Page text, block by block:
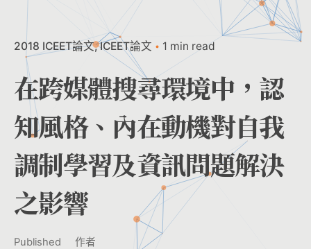
2018 ICEET論文 ICEET論文 1 min read
在跨媒體搜尋環境中，認
知風格、內在動機對自我
調制學習及資訊問題解決
之影響
Published 作者